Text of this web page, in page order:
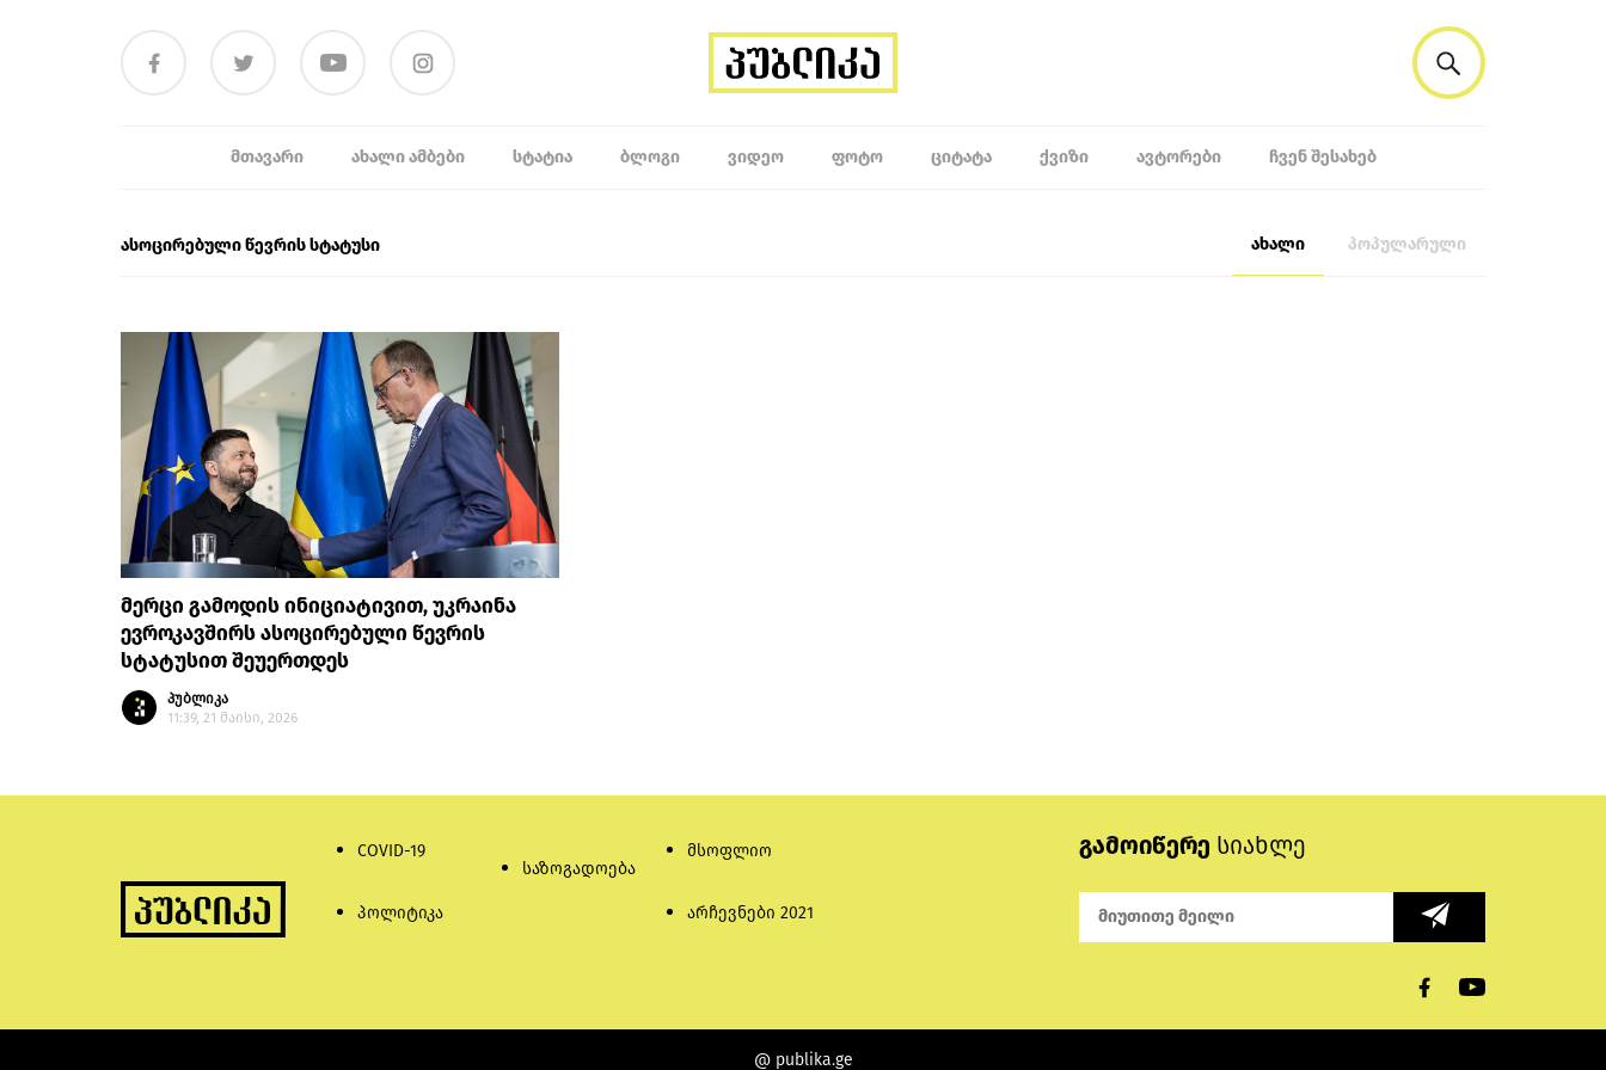
ᲛᲗᲐᲕᲐᲠᲘ ᲐᲮᲐᲚᲘ ᲐᲛᲑᲔᲑᲘ ᲡᲢᲐᲢᲘᲐ ᲑᲚᲝᲒᲘ ᲕᲘᲓᲔᲝ ᲤᲝᲢᲝ ᲪᲘᲢᲐᲢᲐ ᲥᲕᲘᲖᲘ ᲐᲕᲢᲝᲠᲔᲑᲘ ᲩᲕᲔᲜ ᲨᲔᲡᲐᲮᲔᲑ
ასოცირებული წევრის სტატუსი ახალი პოპულარული
მერცი გამოდის ინიციატივით, უკრაინა
ევროკავშირს ასოცირებული წევრის
სტატუსით შეუერთდეს
პუბლიკა
11:39, 21 მაისი, 2026
COVID-19
პოლიტიკა
საზოგადოება
მსოფლიო
არჩევნები 2021
გამოიწერე სიახლე
@ publika.ge